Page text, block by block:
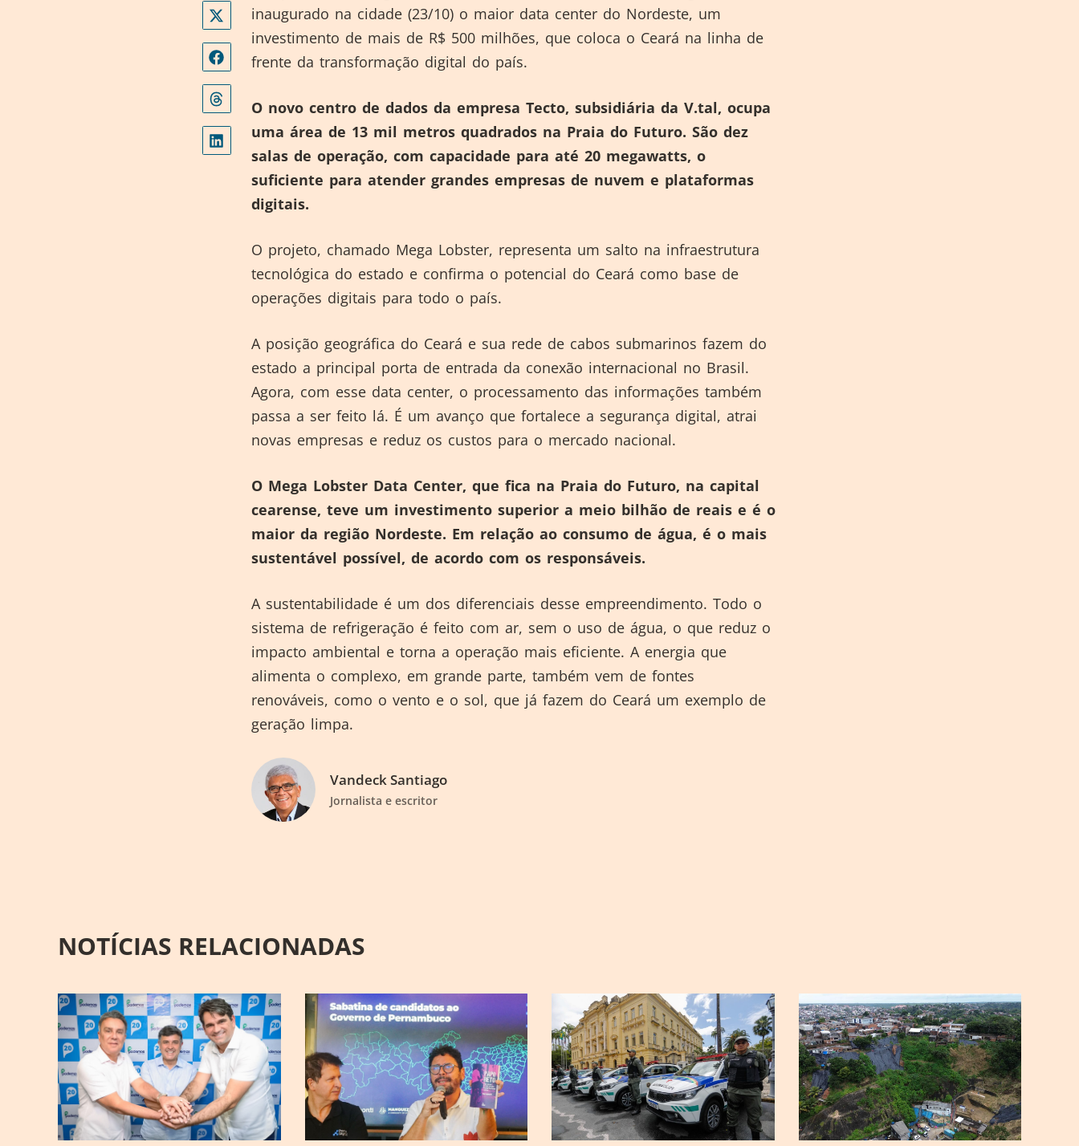
inaugurado na cidade (23/10) o maior data center do Nordeste, um
investimento de mais de R$ 500 milhões, que coloca o Ceará na linha de
frente da transformação digital do país.
O novo centro de dados da empresa Tecto, subsidiária da V.tal, ocupa
uma área de 13 mil metros quadrados na Praia do Futuro. São dez
salas de operação, com capacidade para até 20 megawatts, o
suficiente para atender grandes empresas de nuvem e plataformas
digitais.
O projeto, chamado Mega Lobster, representa um salto na infraestrutura
tecnológica do estado e confirma o potencial do Ceará como base de
operações digitais para todo o país.
A posição geográfica do Ceará e sua rede de cabos submarinos fazem do
estado a principal porta de entrada da conexão internacional no Brasil.
Agora, com esse data center, o processamento das informações também
passa a ser feito lá. É um avanço que fortalece a segurança digital, atrai
novas empresas e reduz os custos para o mercado nacional.
O Mega Lobster Data Center, que fica na Praia do Futuro, na capital
cearense, teve um investimento superior a meio bilhão de reais e é o
maior da região Nordeste. Em relação ao consumo de água, é o mais
sustentável possível, de acordo com os responsáveis.
A sustentabilidade é um dos diferenciais desse empreendimento. Todo o
sistema de refrigeração é feito com ar, sem o uso de água, o que reduz o
impacto ambiental e torna a operação mais eficiente. A energia que
alimenta o complexo, em grande parte, também vem de fontes
renováveis, como o vento e o sol, que já fazem do Ceará um exemplo de
geração limpa.
Vandeck Santiago
Jornalista e escritor
NOTÍCIAS RELACIONADAS